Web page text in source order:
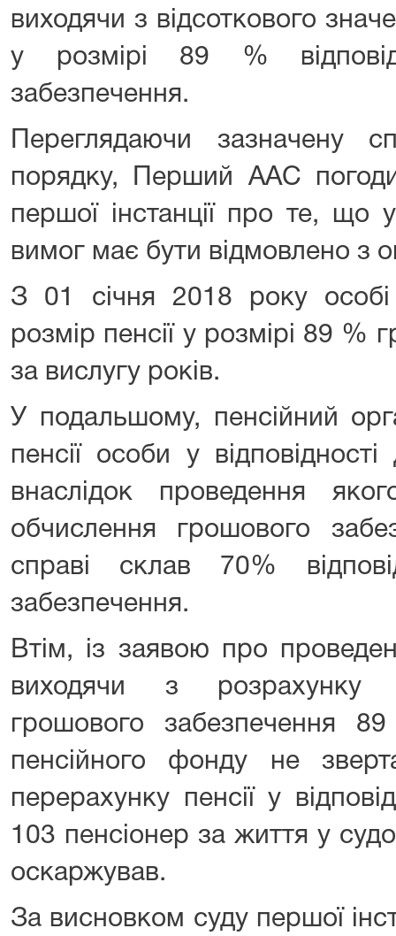
виходячи з відсоткового
у розмірі 89 %
забезпечення.
Переглядаючи зазначену
порядку, Перший ААС
першої інстанції про те, що
вимог має бути відмовлено з
З 01 січня 2018 року
розмір пенсії у розмірі 89 %
за вислугу років.
У подальшому, пенсійний
пенсії особи у
внаслідок проведення
обчислення грошового
справі склав 70%
забезпечення.
Втім, із заявою про
виходячи з розрахунку
грошового забезпечення
пенсійного фонду не
перерахунку пенсії у
103 пенсіонер за життя у
оскаржував.
За висновком суду першої